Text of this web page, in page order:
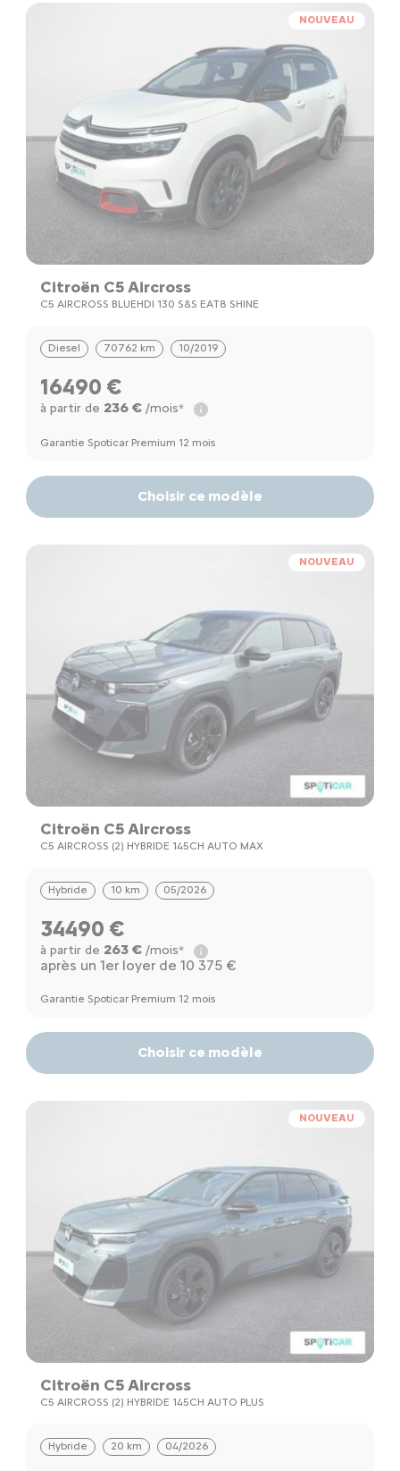
NOUVEAU
Citroën C5 Aircross
C5 AIRCROSS BLUEHDI 130 S&S EAT8 SHINE
Diesel 70762 km 10/2019
16490 €
à partir de 236 €/mois*
Garantie Spoticar Premium 12 mois
Choisir ce modèle
NOUVEAU
Citroën C5 Aircross
C5 AIRCROSS (2) HYBRIDE 145CH AUTO MAX
Hybride 10 km 05/2026
34490 €
à partir de 263 €/mois*
après un 1er loyer de 10 375 €
Garantie Spoticar Premium 12 mois
Choisir ce modèle
NOUVEAU
Citroën C5 Aircross
C5 AIRCROSS (2) HYBRIDE 145CH AUTO PLUS
Hybride 20 km 04/2026